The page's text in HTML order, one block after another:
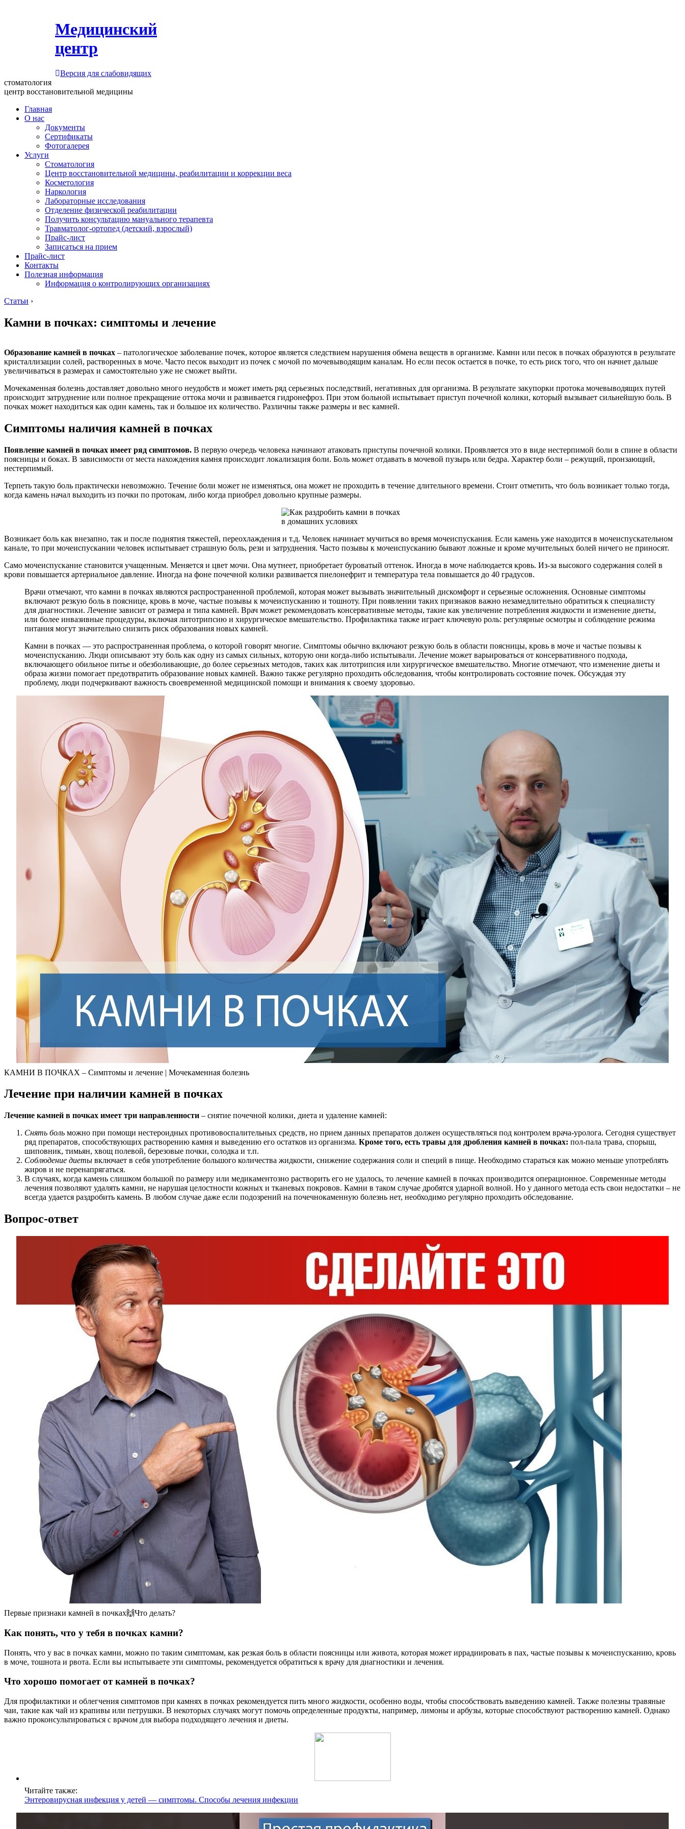
Медицинский
центр
Версия для слабовидящих
стоматология
центр восстановительной медицины
Главная
О нас
Документы
Сертификаты
Фотогалерея
Услуги
Стоматология
Центр восстановительной медицины, реабилитации и коррекции веса
Косметология
Наркология
Лабораторные исследования
Отделение физической реабилитации
Получить консультацию мануального терапевта
Травматолог-ортопед (детский, взрослый)
Прайс-лист
Записаться на прием
Прайс-лист
Контакты
Полезная информация
Информация о контролирующих организациях
Статьи ›
Камни в почках: симптомы и лечение
Образование камней в почках – патологическое заболевание почек, которое является следствием нарушения обмена веществ в организме. Камни или песок в почках образуются в результате
кристаллизации солей, растворенных в моче. Часто песок выходит из почек с мочой по мочевыводящим каналам. Но если песок остается в почке, то есть риск того, что он начнет дальше
увеличиваться в размерах и самостоятельно уже не сможет выйти.
Мочекаменная болезнь доставляет довольно много неудобств и может иметь ряд серьезных последствий, негативных для организма. В результате закупорки протока мочевыводящих путей
происходит затруднение или полное прекращение оттока мочи и развивается гидронефроз. При этом больной испытывает приступ почечной колики, который вызывает сильнейшую боль. В
почках может находиться как один камень, так и большое их количество. Различны также размеры и вес камней.
Симптомы наличия камней в почках
Появление камней в почках имеет ряд симптомов. В первую очередь человека начинают атаковать приступы почечной колики. Проявляется это в виде нестерпимой боли в спине в области
поясницы и боках. В зависимости от места нахождения камня происходит локализация боли. Боль может отдавать в мочевой пузырь или бедра. Характер боли – режущий, пронзающий,
нестерпимый.
Терпеть такую боль практически невозможно. Течение боли может не изменяться, она может не проходить в течение длительного времени. Стоит отметить, что боль возникает только тогда,
когда камень начал выходить из почки по протокам, либо когда приобрел довольно крупные размеры.
Возникает боль как внезапно, так и после поднятия тяжестей, переохлаждения и т.д. Человек начинает мучиться во время мочеиспускания. Если камень уже находится в мочеиспускательном
канале, то при мочеиспускании человек испытывает страшную боль, рези и затруднения. Часто позывы к мочеиспусканию бывают ложные и кроме мучительных болей ничего не приносят.
Само мочеиспускание становится учащенным. Меняется и цвет мочи. Она мутнеет, приобретает буроватый оттенок. Иногда в моче наблюдается кровь. Из-за высокого содержания солей в
крови повышается артериальное давление. Иногда на фоне почечной колики развивается пиелонефрит и температура тела повышается до 40 градусов.
Врачи отмечают, что камни в почках являются распространенной проблемой, которая может вызывать значительный дискомфорт и серьезные осложнения. Основные симптомы
включают резкую боль в пояснице, кровь в моче, частые позывы к мочеиспусканию и тошноту. При появлении таких признаков важно незамедлительно обратиться к специалисту
для диагностики. Лечение зависит от размера и типа камней. Врач может рекомендовать консервативные методы, такие как увеличение потребления жидкости и изменение диеты,
или более инвазивные процедуры, включая литотрипсию и хирургическое вмешательство. Профилактика также играет ключевую роль: регулярные осмотры и соблюдение режима
питания могут значительно снизить риск образования новых камней.
Камни в почках — это распространенная проблема, о которой говорят многие. Симптомы обычно включают резкую боль в области поясницы, кровь в моче и частые позывы к
мочеиспусканию. Люди описывают эту боль как одну из самых сильных, которую они когда-либо испытывали. Лечение может варьироваться от консервативного подхода,
включающего обильное питье и обезболивающие, до более серьезных методов, таких как литотрипсия или хирургическое вмешательство. Многие отмечают, что изменение диеты и
образа жизни помогает предотвратить образование новых камней. Важно также регулярно проходить обследования, чтобы контролировать состояние почек. Обсуждая эту
проблему, люди подчеркивают важность своевременной медицинской помощи и внимания к своему здоровью.
КАМНИ В ПОЧКАХ – Симптомы и лечение | Мочекаменная болезнь
Лечение при наличии камней в почках
Лечение камней в почках имеет три направленности – снятие почечной колики, диета и удаление камней:
Снять боль можно при помощи нестероидных противовоспалительных средств, но прием данных препаратов должен осуществляться под контролем врача-уролога. Сегодня существует
ряд препаратов, способствующих растворению камня и выведению его остатков из организма. Кроме того, есть травы для дробления камней в почках: пол-пала трава, спорыш,
шиповник, тимьян, хвощ полевой, березовые почки, солодка и т.п.
Соблюдение диеты включает в себя употребление большого количества жидкости, снижение содержания соли и специй в пище. Необходимо стараться как можно меньше употреблять
жиров и не перенапрягаться.
В случаях, когда камень слишком большой по размеру или медикаментозно растворить его не удалось, то лечение камней в почках производится операционное. Современные методы
лечения позволяют удалять камни, не нарушая целостности кожных и тканевых покровов. Камни в таком случае дробятся ударной волной. Но у данного метода есть свои недостатки – не
всегда удается раздробить камень. В любом случае даже если подозрений на почечнокаменную болезнь нет, необходимо регулярно проходить обследование.
Вопрос-ответ
Первые признаки камней в почках🙌Что делать?
Как понять, что у тебя в почках камни?
Понять, что у вас в почках камни, можно по таким симптомам, как резкая боль в области поясницы или живота, которая может иррадиировать в пах, частые позывы к мочеиспусканию, кровь
в моче, тошнота и рвота. Если вы испытываете эти симптомы, рекомендуется обратиться к врачу для диагностики и лечения.
Что хорошо помогает от камней в почках?
Для профилактики и облегчения симптомов при камнях в почках рекомендуется пить много жидкости, особенно воды, чтобы способствовать выведению камней. Также полезны травяные
чаи, такие как чай из крапивы или петрушки. В некоторых случаях могут помочь определенные продукты, например, лимоны и арбузы, которые способствуют растворению камней. Однако
важно проконсультироваться с врачом для выбора подходящего лечения и диеты.
Читайте также:
Энтеровирусная инфекция у детей — симптомы. Способы лечения инфекции